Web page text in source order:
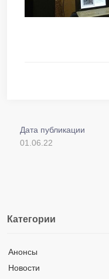
Дата публикации
01.06.22
Категории
Анонсы
Новости